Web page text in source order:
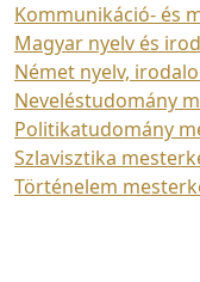
Kommunikáció- és
Magyar nyelv és
Német nyelv,
Neveléstudomány
Politikatudomány
Szlavisztika
Történelem